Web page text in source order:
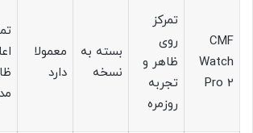
CMF
Watch
Pro 2
تمرکز
روی
ظاهر و
تجربه
روزمره
بسته به
نسخه
معمولا
دارد